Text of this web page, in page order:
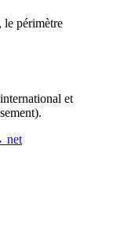
le périmètre
et
net